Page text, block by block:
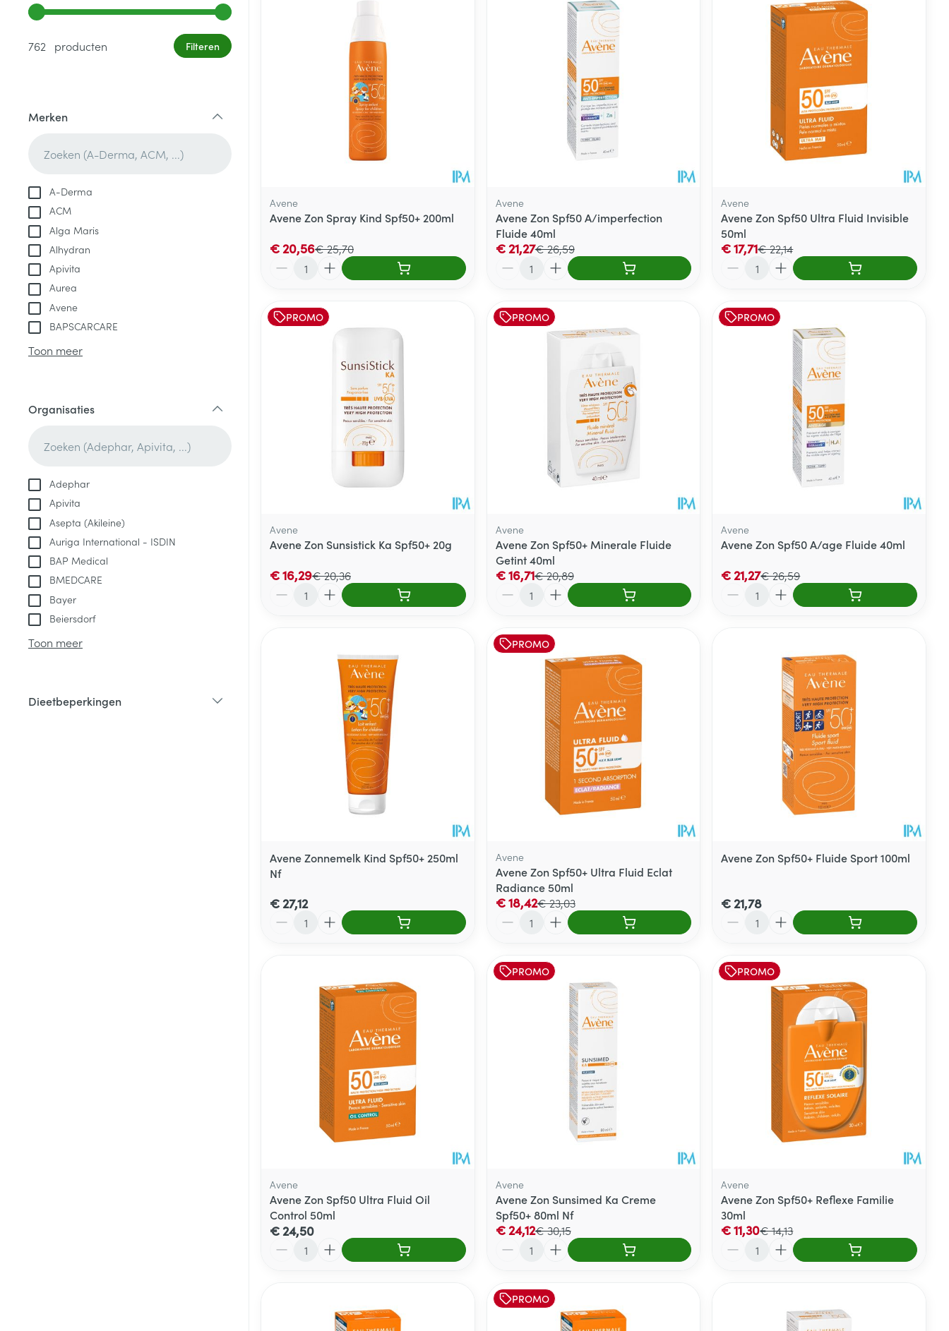
Gebruik de pijltjestoetsen links en rechts om de minimale en maximale prijswaarden aan te passen.
762 producten
Filteren
Merken
A-Derma
ACM
Alga Maris
Alhydran
Apivita
Aurea
Avene
BAPSCARCARE
Toon meer
Organisaties
Adephar
Apivita
Asepta (Akileine)
Auriga International - ISDIN
BAP Medical
BMEDCARE
Bayer
Beiersdorf
Toon meer
Dieetbeperkingen
Avene
Avene Zon Spray Kind Spf50+ 200ml
€ 25,70
€ 20,56
Avene
Avene Zon Spf50 A/imperfection
Fluide 40ml
€ 26,59
€ 21,27
Avene
Avene Zon Spf50 Ultra Fluid Invisible
50ml
€ 22,14
€ 17,71
PROMO
Avene
Avene Zon Sunsistick Ka Spf50+ 20g
€ 20,36
€ 16,29
PROMO
Avene
Avene Zon Spf50+ Minerale Fluide
Getint 40ml
€ 20,89
€ 16,71
PROMO
Avene
Avene Zon Spf50 A/age Fluide 40ml
€ 26,59
€ 21,27
Avene Zonnemelk Kind Spf50+ 250ml
Nf
€ 27,12
PROMO
Avene
Avene Zon Spf50+ Ultra Fluid Eclat
Radiance 50ml
€ 23,03
€ 18,42
Avene Zon Spf50+ Fluide Sport 100ml
€ 21,78
Avene
Avene Zon Spf50 Ultra Fluid Oil
Control 50ml
€ 24,50
PROMO
Avene
Avene Zon Sunsimed Ka Creme
Spf50+ 80ml Nf
€ 30,15
€ 24,12
PROMO
Avene
Avene Zon Spf50+ Reflexe Familie
30ml
€ 14,13
€ 11,30
PROMO